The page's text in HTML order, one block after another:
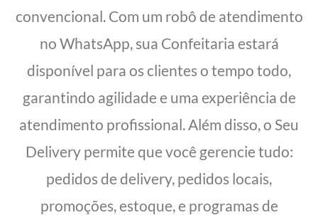
convencional. Com um robô de atendimento
no WhatsApp, sua Confeitaria estará
disponível para os clientes o tempo todo,
garantindo agilidade e uma experiência de
atendimento profissional. Além disso, o Seu
Delivery permite que você gerencie tudo:
pedidos de delivery, pedidos locais,
promoções, estoque, e programas de